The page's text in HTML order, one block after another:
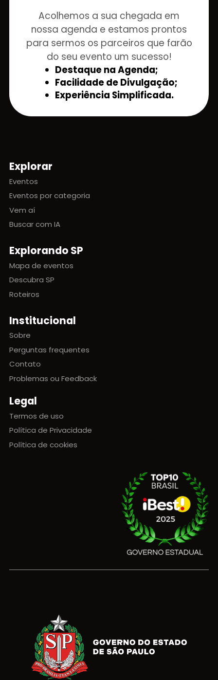
Acolhemos a sua chegada em
nossa agenda e estamos prontos
para sermos os parceiros que farão
do seu evento um sucesso!
Destaque na Agenda;
Facilidade de Divulgação;
Experiência Simplificada.
Mapa do site
Explorar
Eventos
Eventos por categoria
Vem aí
Buscar com IA
Explorando SP
Mapa de eventos
Descubra SP
Roteiros
Institucional
Sobre
Perguntas frequentes
Contato
Problemas ou Feedback
Legal
Termos de uso
Política de Privacidade
Política de cookies